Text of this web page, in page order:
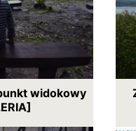
widokowy